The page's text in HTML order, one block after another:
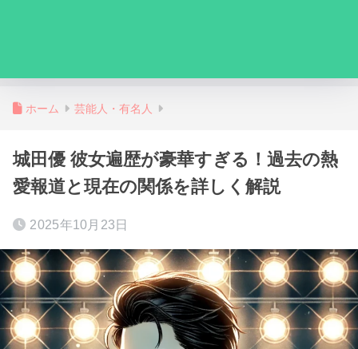
ホーム 芸能人・有名人
城田優 彼女遍歴が豪華すぎる！過去の熱
愛報道と現在の関係を詳しく解説
2025年10月23日